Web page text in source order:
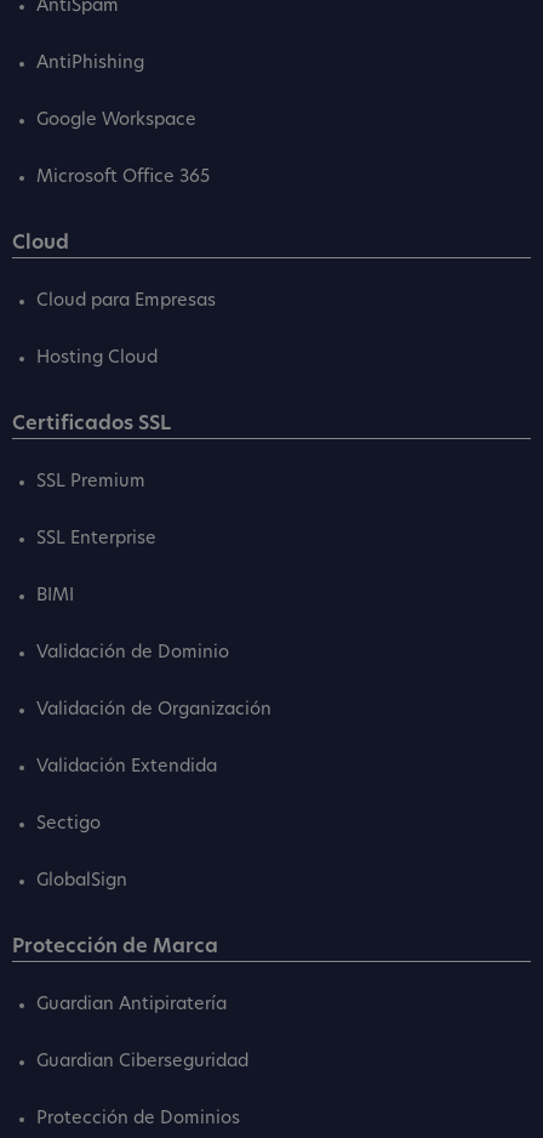
AntiSpam
AntiPhishing
Google Workspace
Microsoft Office 365
Cloud
Cloud para Empresas
Hosting Cloud
Certificados SSL
SSL Premium
SSL Enterprise
BIMI
Validación de Dominio
Validación de Organización
Validación Extendida
Sectigo
GlobalSign
Protección de Marca
Guardian Antipiratería
Guardian Ciberseguridad
Protección de Dominios